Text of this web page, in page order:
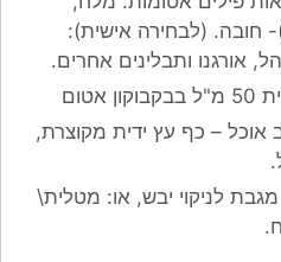
חובה. (לבחירה אישית):
אורגנו ותבלינים אחרים.
אוכל – כף עץ ידית מקוצרת,
מגבת לניקוי יבש, או: מטלית\